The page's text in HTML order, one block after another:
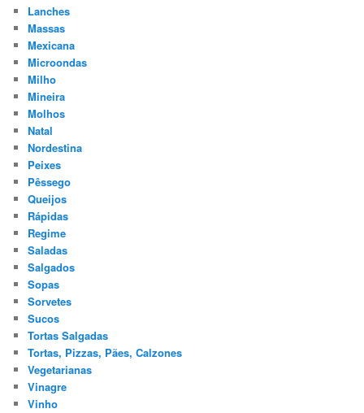
Lanches
Massas
Mexicana
Microondas
Milho
Mineira
Molhos
Natal
Nordestina
Peixes
Pêssego
Queijos
Rápidas
Regime
Saladas
Salgados
Sopas
Sorvetes
Sucos
Tortas Salgadas
Tortas, Pizzas, Pães, Calzones
Vegetarianas
Vinagre
Vinho